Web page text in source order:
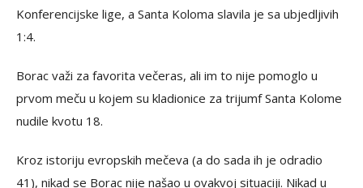
Konferencijske lige, a Santa Koloma slavila je sa ubjedljivih
1:4.
Borac važi za favorita večeras, ali im to nije pomoglo u
prvom meču u kojem su kladionice za trijumf Santa Kolome
nudile kvotu 18.
Kroz istoriju evropskih mečeva (a do sada ih je odradio
41), nikad se Borac nije našao u ovakvoj situaciji. Nikad u